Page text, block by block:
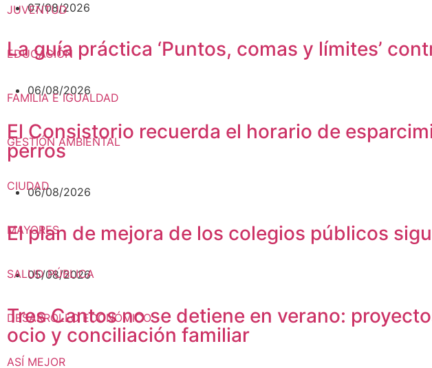
JUVENTUD
EDUCACIÓN
FAMILIA E IGUALDAD
GESTIÓN AMBIENTAL
CIUDAD
MAYORES
SALUD PÚBLICA
DESARROLLO ECONÓMICO
ASÍ MEJOR
07/08/2026
La guía práctica ‘Puntos, comas y límites’
06/08/2026
El Consistorio recuerda el horario de
perros
06/08/2026
El plan de mejora de los colegios públicos
05/08/2026
Tres Cantos no se detiene en verano:
ocio y conciliación familiar